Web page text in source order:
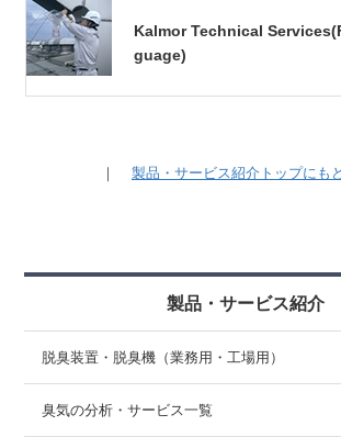
Kalmor Technical
guage)
｜ 製品・サービス紹介トップにも
製品・サービス紹介
脱臭装置・脱臭機（業務用・工場用）
臭気の分析・サービス一覧